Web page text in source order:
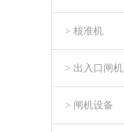
> 核准机
> 出入口闸机
> 闸机设备